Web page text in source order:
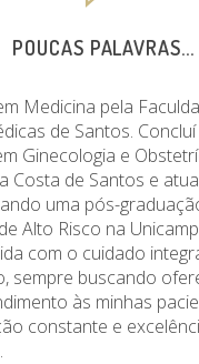
POUCAS PALAVRAS...
Medicina pela
de Santos.
Ginecologia e
Costa de Santos e
uma pós-
Alto Risco na
com o cuidado
sempre buscando
às minhas
constante e